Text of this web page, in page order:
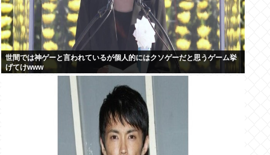
世間では神ゲーと言われているが個人的にはクソゲーだと思うゲーム挙
げてけwww